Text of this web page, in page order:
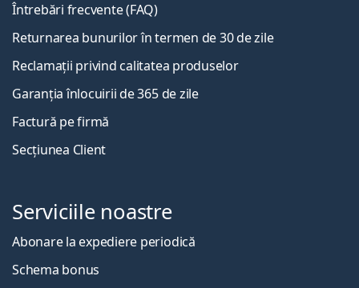
Întrebări frecvente (FAQ)
Returnarea bunurilor în termen de 30 de zile
Reclamații privind calitatea produselor
Garanția înlocuirii de 365 de zile
Factură pe firmă
Secțiunea Client
Serviciile noastre
Abonare la expediere periodică
Schema bonus